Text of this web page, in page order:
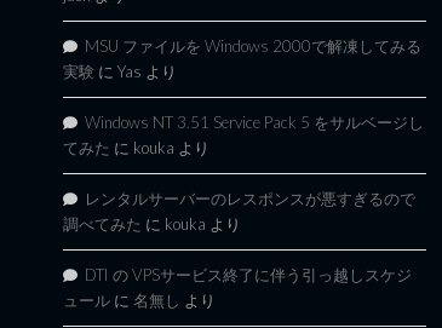
MSU ファイルを Windows 2000で解凍してみる
実験 に Yas より
Windows NT 3.51 Service Pack 5 をサルベージし
てみた に kouka より
レンタルサーバーのレスポンスが悪すぎるので
調べてみた に kouka より
DTI の VPSサービス終了に伴う引っ越しスケジ
ュール に 名無し より